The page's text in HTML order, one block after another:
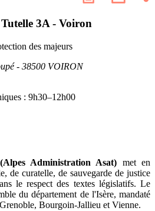
3A - Voiron
des majeurs
- 38500 VOIRON
: 9h30–12h00
Administration Asat) met en
de curatelle, de sauvegarde de justice
le respect des textes législatifs. Le
du département de l'Isère, mandaté
Bourgoin-Jallieu et Vienne.